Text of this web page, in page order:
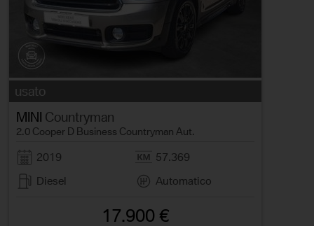
usato
MINI Countryman
2.0 Cooper D Business Countryman Aut.
2019
57.369
Diesel
Automatico
17.900 €